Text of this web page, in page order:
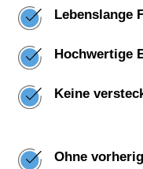
Lebenslange
Hochwertige
Keine
Ohne